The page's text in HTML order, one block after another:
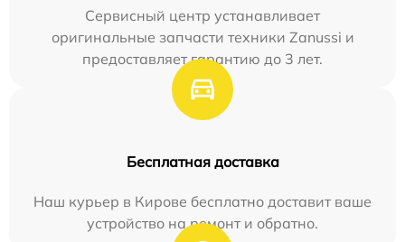
Сервисный центр устанавливает
оригинальные запчасти техники Zanussi и
предоставляет гарантию до 3 лет.
Бесплатная доставка
Наш курьер в Кирове бесплатно доставит ваше
устройство на ремонт и обратно.